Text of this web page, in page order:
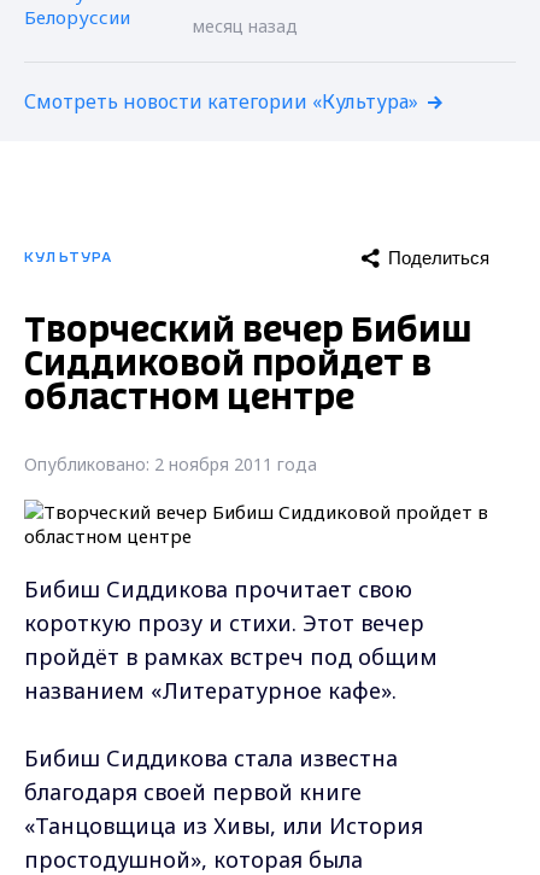
месяц назад
Смотреть новости категории «Культура»
КУЛЬТУРА Поделиться
Творческий вечер Бибиш
Сиддиковой пройдет в
областном центре
Опубликовано: 2 ноября 2011 года
Бибиш Сиддикова прочитает свою
короткую прозу и стихи. Этот вечер
пройдёт в рамках встреч под общим
названием «Литературное кафе».
Бибиш Сиддикова стала известна
благодаря своей первой книге
«Танцовщица из Хивы, или История
простодушной», которая была